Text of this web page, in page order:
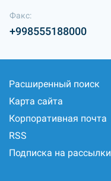
Факс:
+998555188000
Расширенный поиск
Карта сайта
Корпоративная почта
RSS
Подписка на рассылки